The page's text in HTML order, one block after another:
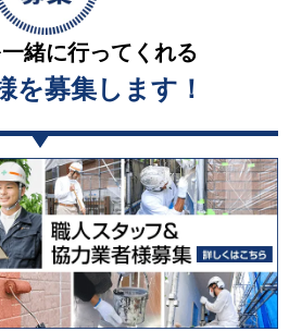
緒に行ってくれる
を募集します！